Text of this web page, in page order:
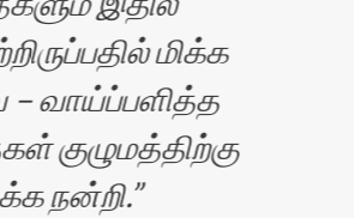
மிக்க
– வாய்ப்பளித்த
குழுமத்திற்கு
நன்றி.